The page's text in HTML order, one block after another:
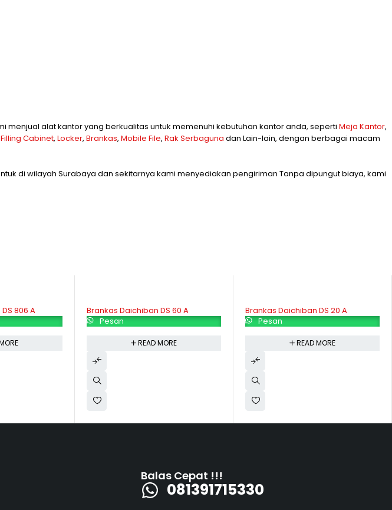
alat kantor yang berkualitas untuk memenuhi kebutuhan kantor anda, seperti Meja Kantor,
Filling Cabinet, Locker, Brankas, Mobile File, Rak Serbaguna dan Lain-lain, dengan berbagai macam
di wilayah Surabaya dan sekitarnya kami menyediakan pengiriman Tanpa dipungut biaya, kami
806 A
Brankas Daichiban DS 60 A
Pesan
READ MORE
Brankas Daichiban DS 20 A
Pesan
READ MORE
Balas Cepat !!!
081391715330